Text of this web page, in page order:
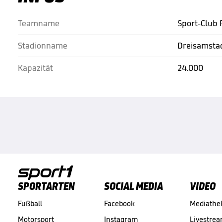
Teamname
Stadionname
Kapazität
Sport-Club
24.000
SPORTARTEN
Fußball
Motorsport
SOCIAL MEDIA
Facebook
Instagram
VIDEO